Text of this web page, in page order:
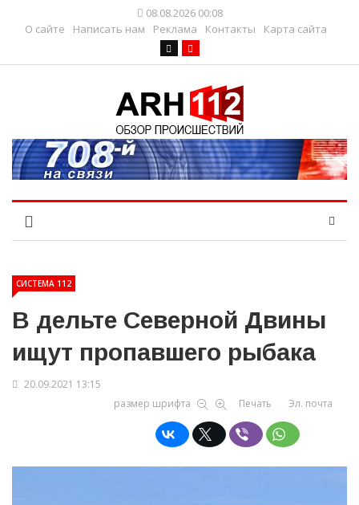
08.08.2026 00:08
О сайте
Написать нам Реклама Контакты Карта сайта
СИСТЕМА 112
В дельте Северной Двины
ищут пропавшего рыбака
20.09.2021 13:15
размер шрифта
Печать Эл. почта